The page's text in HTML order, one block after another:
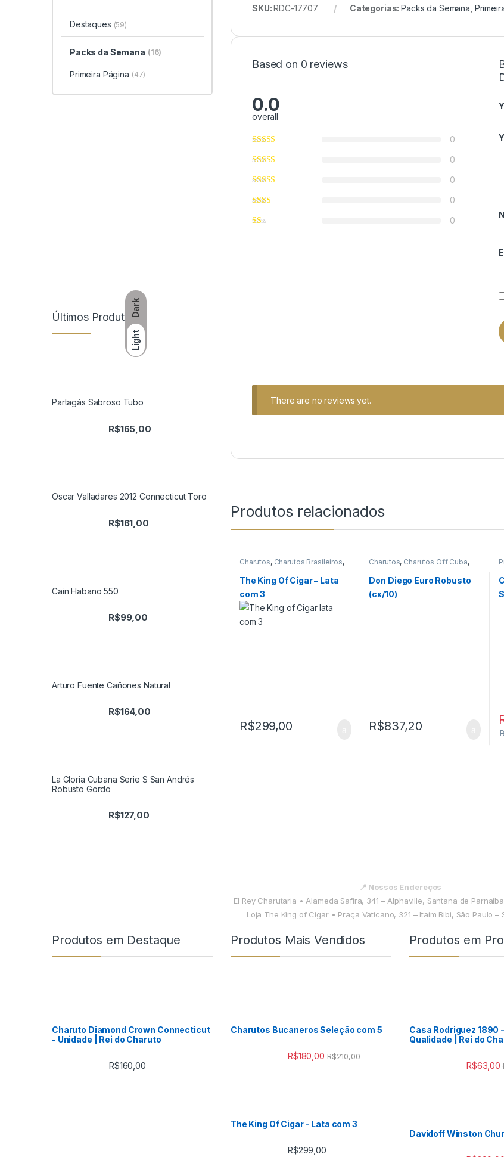
Dark
Light
SKU:RDC-17707 Categorias:Packs da Semana
Based on 0 reviews
0.0
overall
0
0
0
0
0
There are no reviews yet.
Produtos relacionados
Charutos, Charutos Brasileiros,
Página, The King of Cigar
Todos Produtos
The King Of Cigar – Lata
com 3
R$299,00
Charutos, Charutos Off Cuba,
Primeira Página
Don Diego Euro Robusto
(cx/10)
R$837,20
Destaques (59)
Packs da Semana (16)
Primeira Página (47)
Últimos Produtos
Partagás Sabroso Tubo
R$165,00
Oscar Valladares 2012 Connecticut Toro
R$161,00
Cain Habano 550
R$99,00
Arturo Fuente Cañones Natural
R$164,00
La Gloria Cubana Serie S San Andrés
Robusto Gordo
R$127,00
📍 Nossos Endereços
El Rey Charutaria • Alameda Safira, 341 – Alphaville, Santana de
Loja The King of Cigar • Praça Vaticano, 321 – Itaim Bibi, São Paulo –
Produtos em Destaque
Charuto Diamond Crown Connecticut
- Unidade | Rei do Charuto
R$160,00
Produtos Mais Vendidos
Charutos Bucaneros Seleção com 5
R$180,00 R$210,00
The King Of Cigar - Lata com 3
R$299,00
Produtos em
Casa Rodriguez 1890
Qualidade | Rei do
R$63,00
Davidoff Winston